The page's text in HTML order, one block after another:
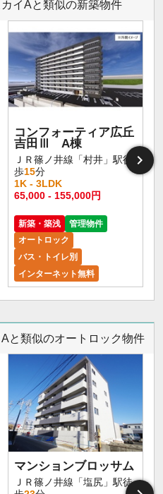
イAと類似の新築物件
コンフォーティア広丘
吉田Ⅲ A棟
ＪＲ篠ノ井線「村井」駅徒
歩15分
1K - 3LDK
65,000 - 155,000円
新築・築浅
管理物件
オートロック
バス・トイレ別
インターネット無料
と類似のオートロック物件
マンションブロッサム
ＪＲ篠ノ井線「塩尻」駅徒